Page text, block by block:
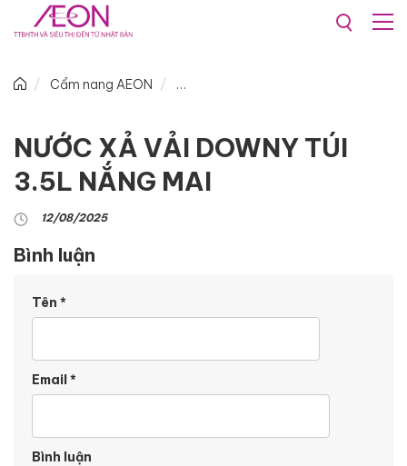
Cẩm nang AEON
NƯỚC XẢ VẢI DOWNY TÚI
3.5L NẮNG MAI
12/08/2025
Bình luận
Tên *
Email*
Bình luận